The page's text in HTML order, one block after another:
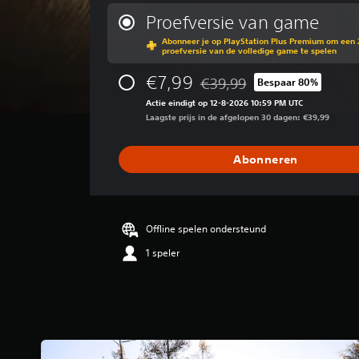
i
d
l
d
o
o
d
n
/
Proefversie van game
Abonneer je op PlayStation Plus Premium om een
proefversie van de volledige game te spelen
€7,99 Korting ten opzichte van de
€39,99 Bespaar 80%
Actie eindigt op 12-8-2026 10:59 PM UTC
Laagste prijs in de afgelopen 30 dagen: €39,99
Abonneren
Offline spelen ondersteund
1 speler